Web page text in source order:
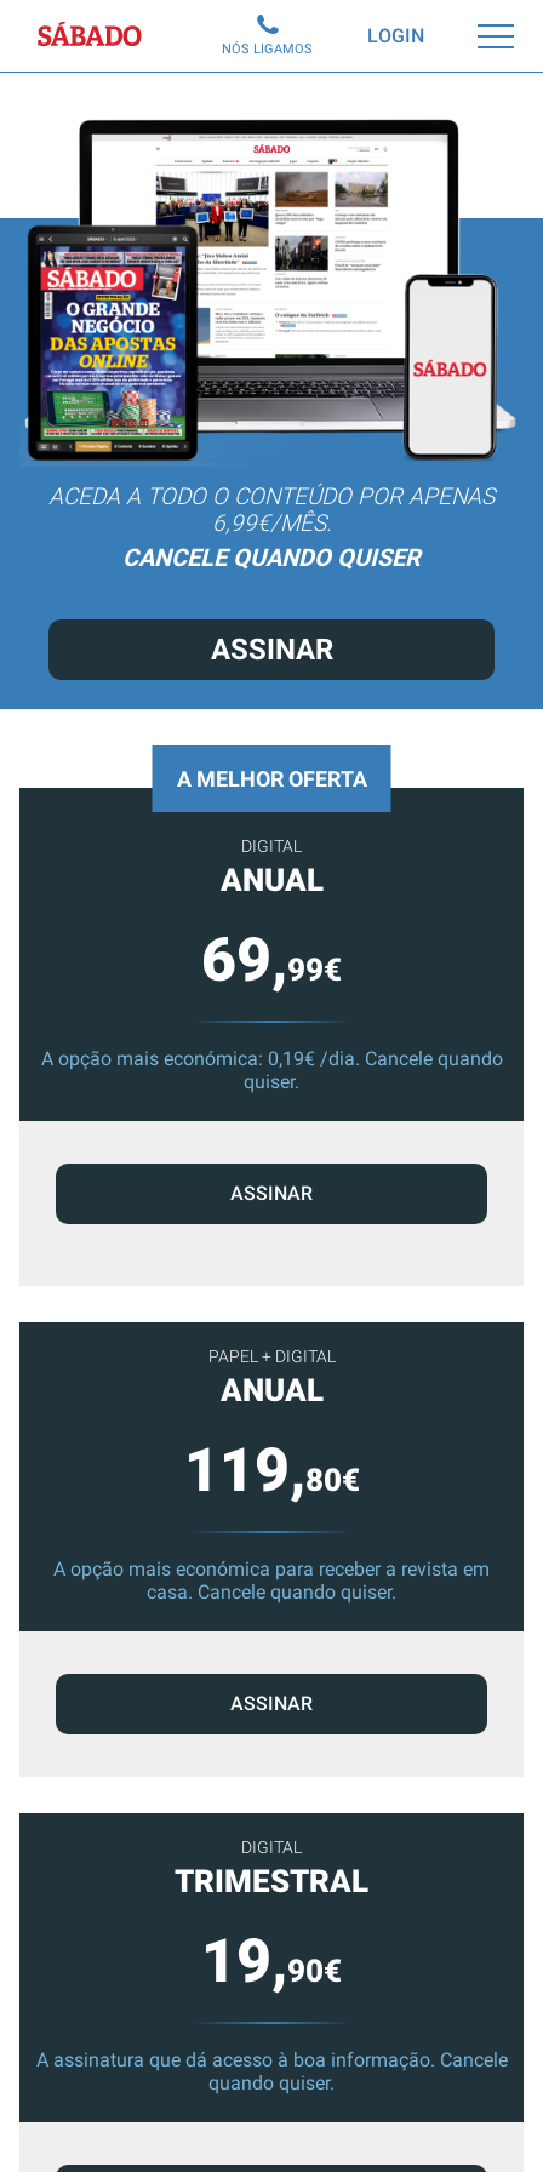
Sábado LOGIN
NÓS LIGAMOS
ACEDA A TODO O CONTEÚDO POR APENAS
6,99€/MÊS.
CANCELE QUANDO QUISER
ASSINAR
PAPEL + DIGITAL
ANUAL
119,80€
A opção mais económica para receber a revista em
casa. Cancele quando quiser.
ASSINAR
DIGITAL
TRIMESTRAL
19,90€
A assinatura que dá acesso à boa informação. Cancele
quando quiser.
A MELHOR OFERTA
DIGITAL
ANUAL
69,99€
A opção mais económica: 0,19€ /dia. Cancele quando
quiser.
ASSINAR